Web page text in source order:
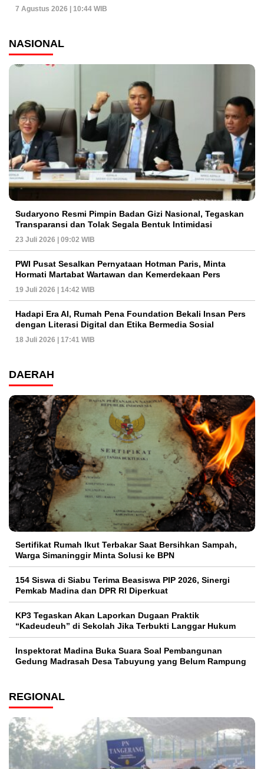
7 Agustus 2026 | 10:44 WIB
NASIONAL
Sudaryono Resmi Pimpin Badan Gizi Nasional, Tegaskan
Transparansi dan Tolak Segala Bentuk Intimidasi
23 Juli 2026 | 09:02 WIB
PWI Pusat Sesalkan Pernyataan Hotman Paris, Minta
Hormati Martabat Wartawan dan Kemerdekaan Pers
19 Juli 2026 | 14:42 WIB
Hadapi Era AI, Rumah Pena Foundation Bekali Insan Pers
dengan Literasi Digital dan Etika Bermedia Sosial
18 Juli 2026 | 17:41 WIB
DAERAH
Sertifikat Rumah Ikut Terbakar Saat Bersihkan Sampah,
Warga Simaninggir Minta Solusi ke BPN
154 Siswa di Siabu Terima Beasiswa PIP 2026, Sinergi
Pemkab Madina dan DPR RI Diperkuat
KP3 Tegaskan Akan Laporkan Dugaan Praktik
“Kadeudeuh” di Sekolah Jika Terbukti Langgar Hukum
Inspektorat Madina Buka Suara Soal Pembangunan
Gedung Madrasah Desa Tabuyung yang Belum Rampung
REGIONAL